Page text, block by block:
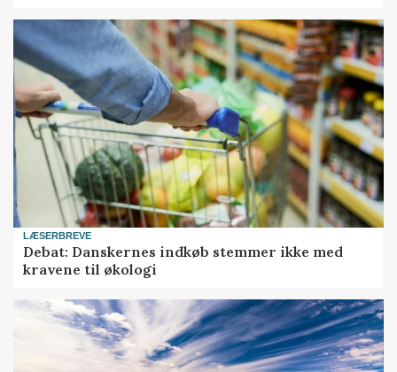
LÆSERBREVE
Debat: Danskernes indkøb stemmer ikke med
kravene til økologi